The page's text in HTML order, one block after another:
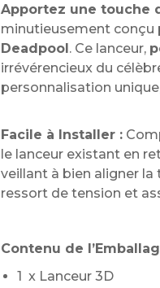
Apportez une touche
minutieusement conçu
Deadpool. Ce lanceur,
irrévérencieux du
personnalisation
Facile à Installer :
le lanceur existant en
veillant à bien aligner la
ressort de tension et
Contenu de
1 x Lanceur 3D